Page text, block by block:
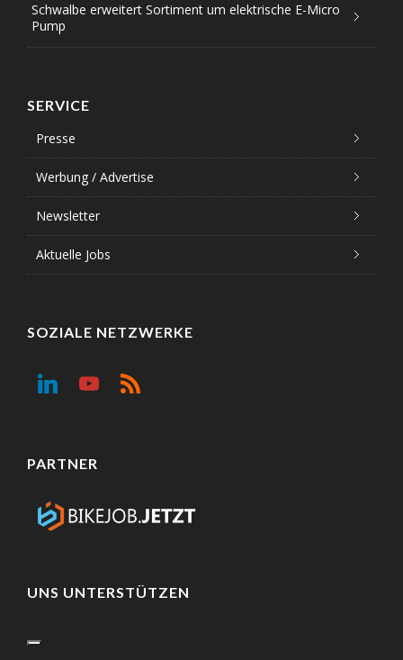
Schwalbe erweitert Sortiment um elektrische E-Micro
Pump
SERVICE
Presse
Werbung / Advertise
Newsletter
Aktuelle Jobs
SOZIALE NETZWERKE
PARTNER
UNS UNTERSTÜTZEN